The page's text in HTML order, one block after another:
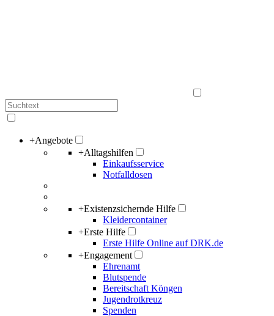
+Angebote
+Alltagshilfen
Einkaufsservice
Notfalldosen
+Existenzsichernde Hilfe
Kleidercontainer
+Erste Hilfe
Erste Hilfe Online auf DRK.de
+Engagement
Ehrenamt
Blutspende
Bereitschaft Köngen
Jugendrotkreuz
Spenden